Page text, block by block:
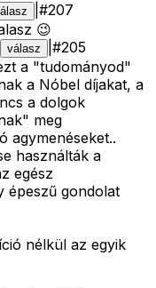
#207
😉
válasz #205
a "tudományod"
a Nóbel díjakat, a
a dolgok
meg
agymenéseket..
használták a
egész
épeszű gondolat
nélkül az egyik